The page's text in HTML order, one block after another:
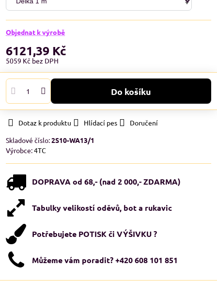
Objednat k výrobě
6121,39 Kč
5059 Kč bez DPH
Do košíku
Dotaz k produktu Hlídací pes
Doručení
Skladové číslo:2S10-WA13/1
Výrobce:4TC
DOPRAVA od 68,- (nad 2 000,- ZDARMA)
Tabulky velikostí oděvů, bot a rukavic
Potřebujete POTISK či VÝŠIVKU ?
Můžeme vám poradit? +420 608 101 851